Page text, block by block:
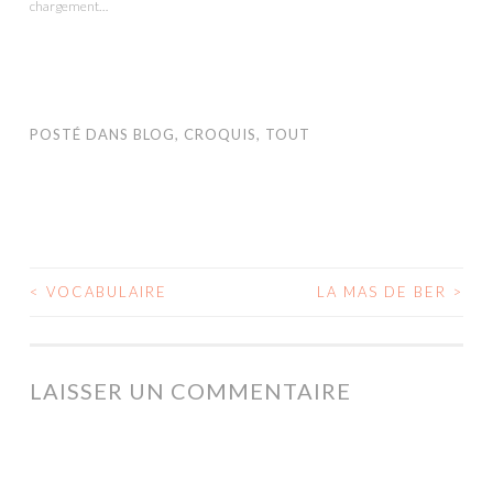
chargement…
POSTÉ DANS BLOG, CROQUIS, TOUT
NAVIGATION
ARTICLES
< VOCABULAIRE LA MAS DE BER >
LAISSER UN COMMENTAIRE